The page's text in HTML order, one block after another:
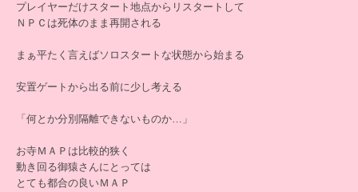
プレイヤーだけスタート地点からリスタートして
ＮＰＣは死体のまま再開される
まぁ平たく言えばソロスタートな状態から始まる
安置ゲートから出る前に少し考える
「何とか分別隔離できないものか…」
お寺ＭＡＰは比較的狭く
動き回る御猿さんにとっては
とても都合の良いＭＡＰ